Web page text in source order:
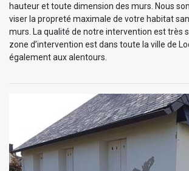
hauteur et toute dimension des murs. Nous
viser la propreté maximale de votre habitat
murs. La qualité de notre intervention est très
zone d’intervention est dans toute la ville de
également aux alentours.